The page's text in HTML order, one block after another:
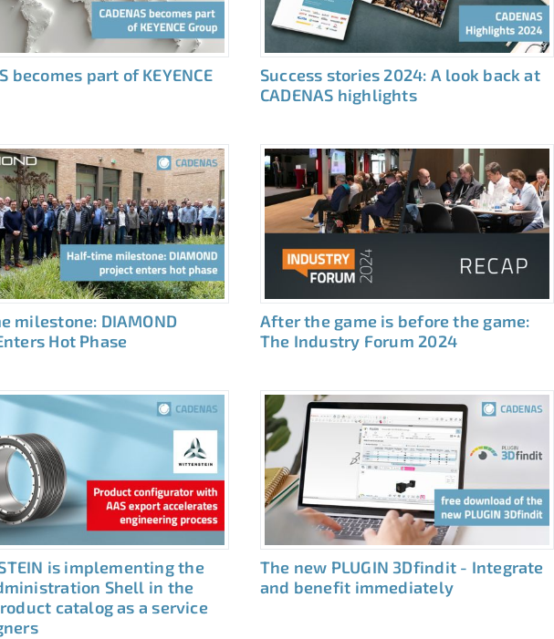
becomes part of KEYENCE
Success stories 2024: A look back at
CADENAS highlights
milestone: DIAMOND
Hot Phase
After the game is before the game:
The Industry Forum 2024
is implementing the
Shell in the
catalog as a service
The new PLUGIN 3Dfindit - Integrate
and benefit immediately